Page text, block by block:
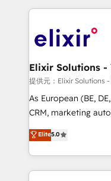
HIPAA-aware;
implementations where
built to scale.
applications of our
Design, Migrations +
greatness, which is
absolute clarity,
strategy, executed
results. The culture
Mindedness, and Clarity. We are driven to win
collective good of
提供元：Elixir Solutions
As European (BE,
CRM, marketing
integration products
and enterprise customers. We ensure that
service and
most effective way,
Elite5.0